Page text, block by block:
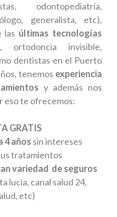
odontopediatría,
generalista, etc),
las últimas tecnologías
ortodoncia invisible,
dentistas en el Puerto
tenemos experiencia
y además nos
eso te ofrecemos:
GRATIS
4 años sin intereses
tratamientos
variedad de seguros
lucia, canal salud 24,
etc)